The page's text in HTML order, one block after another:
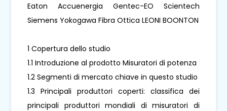
Eaton Accuenergia Gentec-EO Scientech
Siemens Yokogawa Fibra Ottica LEONI BOONTON
1 Copertura dello studio
1.1 Introduzione al prodotto Misuratori di potenza
1.2 Segmenti di mercato chiave in questo studio
1.3 Principali produttori coperti: classifica dei
principali produttori mondiali di misuratori di